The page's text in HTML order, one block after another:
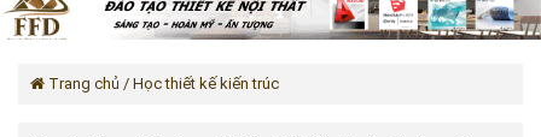
Trang chủ / Học thiết kế kiến trúc